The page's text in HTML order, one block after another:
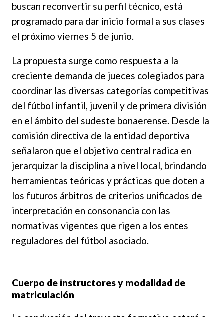
buscan reconvertir su perfil técnico, está
programado para dar inicio formal a sus clases
el próximo viernes 5 de junio.
La propuesta surge como respuesta a la
creciente demanda de jueces colegiados para
coordinar las diversas categorías competitivas
del fútbol infantil, juvenil y de primera división
en el ámbito del sudeste bonaerense. Desde la
comisión directiva de la entidad deportiva
señalaron que el objetivo central radica en
jerarquizar la disciplina a nivel local, brindando
herramientas teóricas y prácticas que doten a
los futuros árbitros de criterios unificados de
interpretación en consonancia con las
normativas vigentes que rigen a los entes
reguladores del fútbol asociado.
Cuerpo de instructores y modalidad de
matriculación